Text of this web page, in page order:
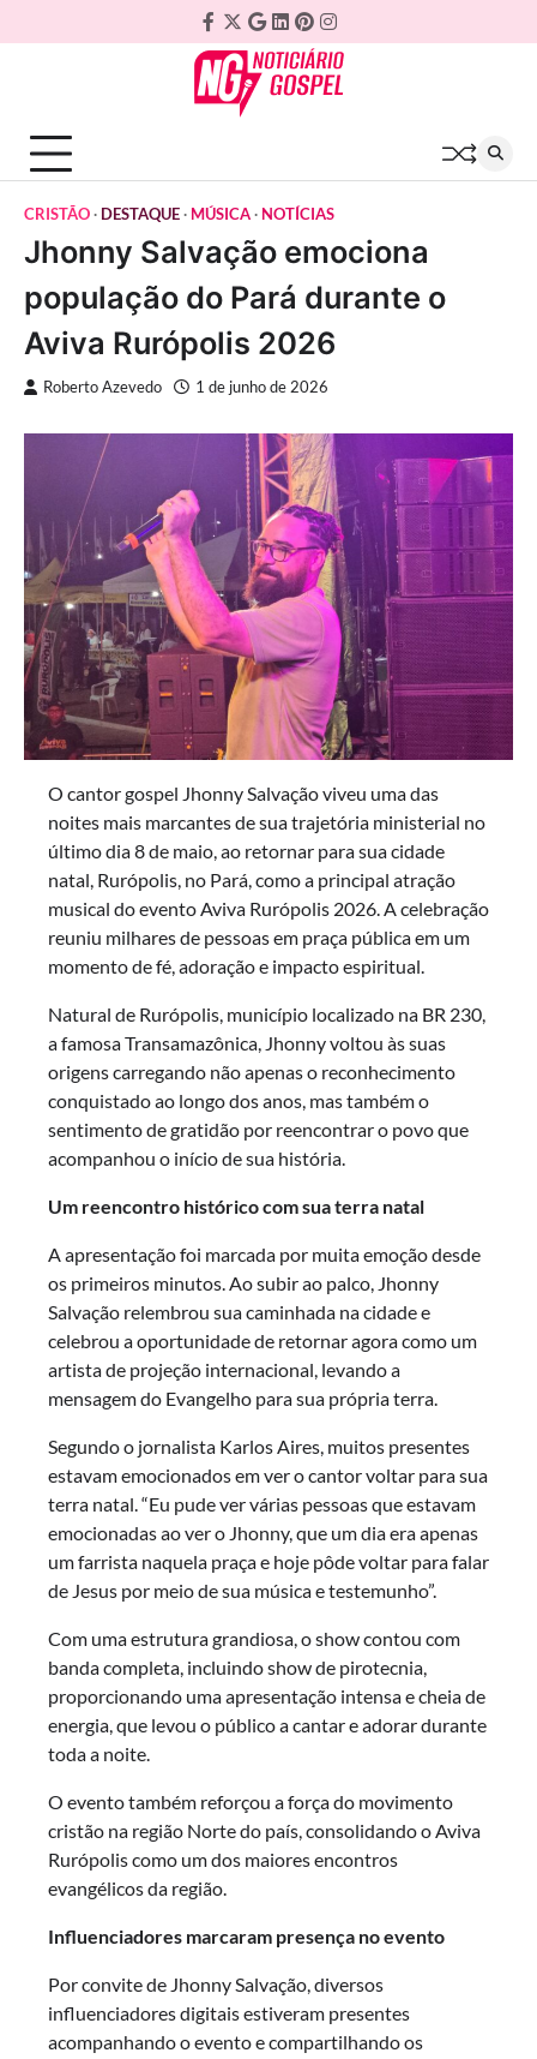
to
Facebook
Twitter
Google
Plus
Linkedin
Pinterest
Instagram
CRISTÃO DESTAQUE MÚSICA NOTÍCIAS
Jhonny Salvação emociona
população do Pará durante o
Aviva Rurópolis 2026
Roberto Azevedo 1 de junho de 2026
O cantor gospel Jhonny Salvação viveu uma das
noites mais marcantes de sua trajetória ministerial no
último dia 8 de maio, ao retornar para sua cidade
natal, Rurópolis, no Pará, como a principal atração
musical do evento Aviva Rurópolis 2026. A celebração
reuniu milhares de pessoas em praça pública em um
momento de fé, adoração e impacto espiritual.
Natural de Rurópolis, município localizado na BR 230,
a famosa Transamazônica, Jhonny voltou às suas
origens carregando não apenas o reconhecimento
conquistado ao longo dos anos, mas também o
sentimento de gratidão por reencontrar o povo que
acompanhou o início de sua história.
Um reencontro histórico com sua terra natal
A apresentação foi marcada por muita emoção desde
os primeiros minutos. Ao subir ao palco, Jhonny
Salvação relembrou sua caminhada na cidade e
celebrou a oportunidade de retornar agora como um
artista de projeção internacional, levando a
mensagem do Evangelho para sua própria terra.
Segundo o jornalista Karlos Aires, muitos presentes
estavam emocionados em ver o cantor voltar para sua
terra natal. “Eu pude ver várias pessoas que estavam
emocionadas ao ver o Jhonny, que um dia era apenas
um farrista naquela praça e hoje pôde voltar para falar
de Jesus por meio de sua música e testemunho”.
Com uma estrutura grandiosa, o show contou com
banda completa, incluindo show de pirotecnia,
proporcionando uma apresentação intensa e cheia de
energia, que levou o público a cantar e adorar durante
toda a noite.
O evento também reforçou a força do movimento
cristão na região Norte do país, consolidando o Aviva
Rurópolis como um dos maiores encontros
evangélicos da região.
Influenciadores marcaram presença no evento
Por convite de Jhonny Salvação, diversos
influenciadores digitais estiveram presentes
acompanhando o evento e compartilhando os